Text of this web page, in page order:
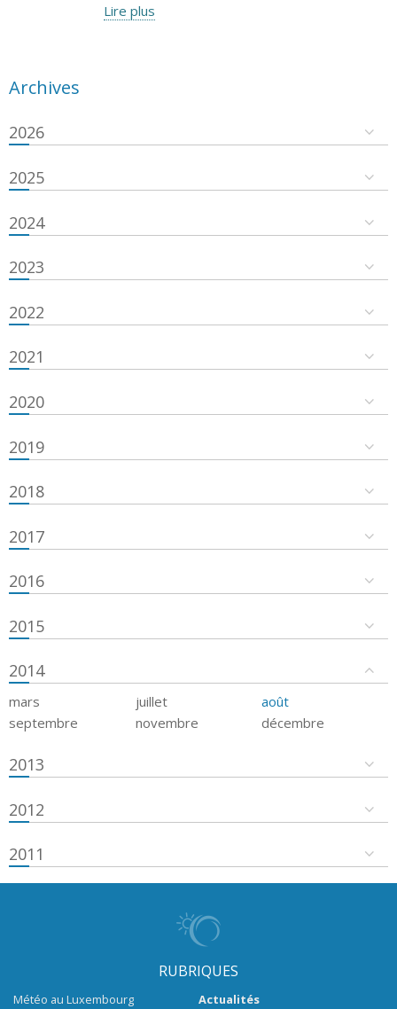
Lire plus
Archives
2026
2025
2024
2023
2022
2021
2020
2019
2018
2017
2016
2015
2014
mars juillet
août
septembre
novembre décembre
2013
2012
2011
RUBRIQUES
Météo au Luxembourg
Actualités